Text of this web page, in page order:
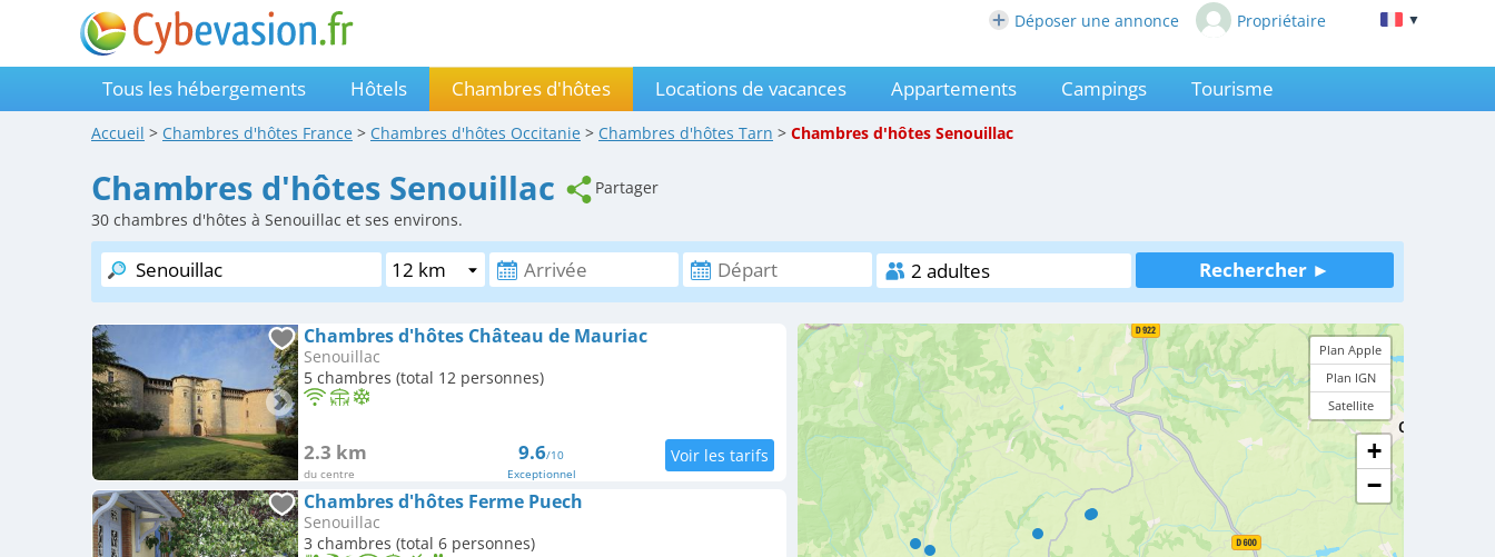
Déposer une annonce Propriétaire ▼
Tous les hébergements Hôtels Chambres d'hôtes Locations de vacances Appartements Campings Tourisme
Accueil > Chambres d'hôtes France > Chambres d'hôtes Occitanie > Chambres d'hôtes Tarn > Chambres d'hôtes Senouillac
Chambres d'hôtes Senouillac
Partager
30 chambres d'hôtes à Senouillac et ses environs.
Chambres d'hôtes Château de Mauriac
Senouillac
5 chambres (total 12 personnes)
2.3 km
du centre
9.6/10
Exceptionnel
Chambres d'hôtes Ferme Puech
Senouillac
3 chambres (total 6 personnes)
Plan Apple
Plan IGN
Satellite
+
−